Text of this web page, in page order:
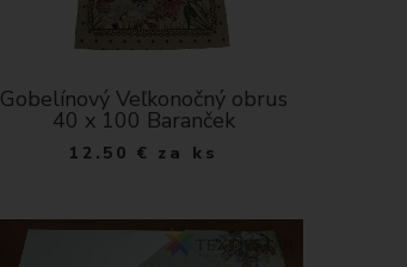
Gobelínový Veľkonočný obrus
40 x 100 Baranček
12.50 € za ks